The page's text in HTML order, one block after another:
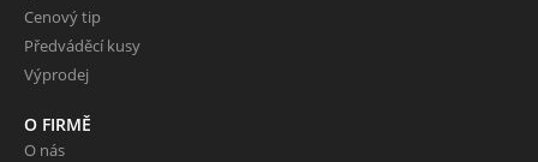
Cenový tip
Předváděcí kusy
Výprodej
O FIRMĚ
O nás